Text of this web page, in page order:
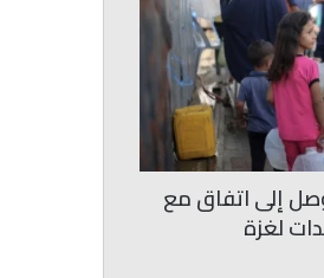
إلى اتفاق مع
لغزة